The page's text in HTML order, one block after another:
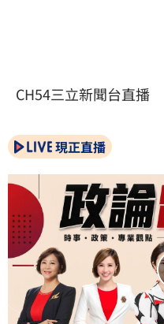
CH54三立新聞台直播
現正直播